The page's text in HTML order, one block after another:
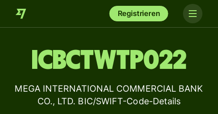
Registrieren
ICBCTWTP022
MEGA INTERNATIONAL COMMERCIAL BANK
CO., LTD. BIC/SWIFT-Code-Details